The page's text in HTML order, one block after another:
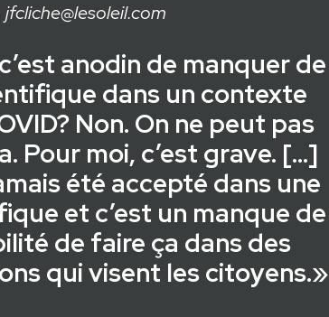
jfcliche@lesoleil.com
anodin de manquer de
dans un contexte
Non. On ne peut pas
Pour moi, c’est grave. […]
été accepté dans une
et c’est un manque de
de faire ça dans des
qui visent les citoyens.»